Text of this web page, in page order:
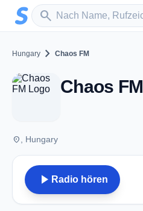
Zum Hauptinhalt springen
search
Sender suchen
Hungary chevron_right Chaos FM
Chaos FM
place , Hungary
play_arrow Radio hören